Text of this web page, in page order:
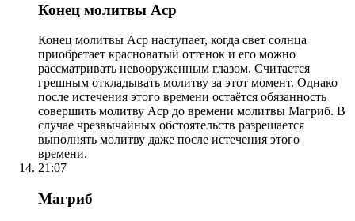
Конец молитвы Аср
Конец молитвы Аср наступает, когда свет солнца
приобретает красноватый оттенок и его можно
рассматривать невооруженным глазом. Считается
грешным откладывать молитву за этот момент. Однако
после истечения этого времени остаётся обязанность
совершить молитву Аср до времени молитвы Магриб. В
случае чрезвычайных обстоятельств разрешается
выполнять молитву даже после истечения этого
времени.
21:07
Магриб